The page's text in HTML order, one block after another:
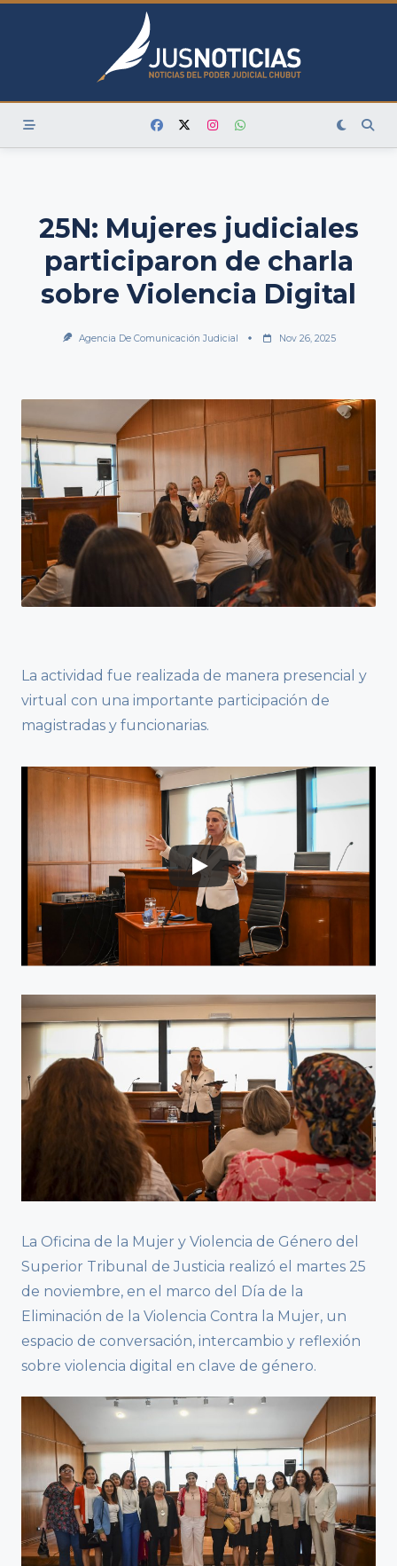
Skip
25N: Mujeres judiciales
participaron de charla
sobre Violencia Digital
Agencia De Comunicación Judicial Nov 26, 2025
La actividad fue realizada de manera presencial y
virtual con una importante participación de
magistradas y funcionarias.
La Oficina de la Mujer y Violencia de Género del
Superior Tribunal de Justicia realizó el martes 25
de noviembre, en el marco del Día de la
Eliminación de la Violencia Contra la Mujer, un
espacio de conversación, intercambio y reflexión
sobre violencia digital en clave de género.